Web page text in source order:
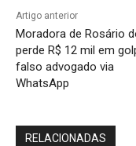
Artigo anterior
Moradora de Rosário
perde R$ 12 mil em
falso advogado via
WhatsApp
RELACIONADAS